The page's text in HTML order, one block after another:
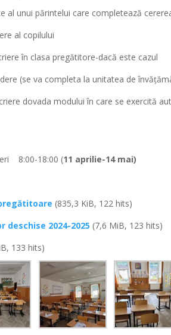
al unui părintelui care completează
al copilului
în clasa pregătitore-dacă este cazul
(se va completa la unitatea de
dovada modului în care se exercită
8:00-18:00 (11 aprilie-14 mai)
(835,3 KiB, 122 hits)
deschise 2024-2025 (7,6 MiB, 123 hits)
133 hits)